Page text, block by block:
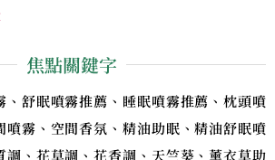
焦點關鍵字
、舒眠噴霧推薦、睡眠噴霧推薦、枕頭噴
噴霧、空間香氛、精油助眠、精油舒眠噴
調、花草調、花香調、天竺葵、薰衣草助